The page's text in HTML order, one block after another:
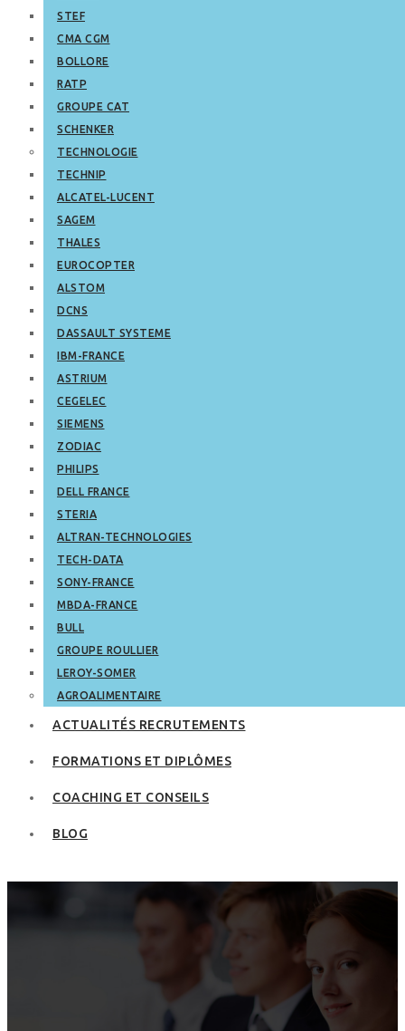
STEF
CMA CGM
BOLLORE
RATP
GROUPE CAT
SCHENKER
TECHNOLOGIE
TECHNIP
ALCATEL-LUCENT
SAGEM
THALES
EUROCOPTER
ALSTOM
DCNS
DASSAULT SYSTEME
IBM-FRANCE
ASTRIUM
CEGELEC
SIEMENS
ZODIAC
PHILIPS
DELL FRANCE
STERIA
ALTRAN-TECHNOLOGIES
TECH-DATA
SONY-FRANCE
MBDA-FRANCE
BULL
GROUPE ROULLIER
LEROY-SOMER
AGROALIMENTAIRE
ACTUALITÉS RECRUTEMENTS
FORMATIONS ET DIPLÔMES
COACHING ET CONSEILS
BLOG